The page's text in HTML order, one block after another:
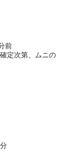
前
定次第、ムニの